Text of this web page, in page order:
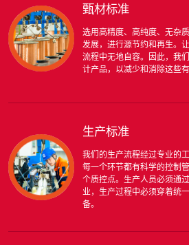
甄材标准
选用高精度、高纯度、无杂
发展，进行源节约和再生。
流程中无地自容。因此，我
计产品，以减少和消除这些有
生产标准
我们的生产流程经过专业的
每一个环节都有科学的控制
个质控点。生产人员必须通
业，生产过程中必须穿着统
备。